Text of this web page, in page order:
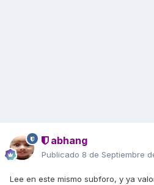
abhang
Publicado 8 de Septiembre
Lee en este mismo subforo, y ya